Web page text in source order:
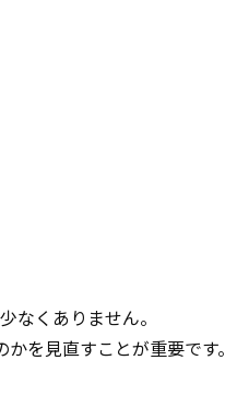
なくありません。
を見直すことが重要です。